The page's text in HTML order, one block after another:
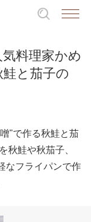
料理家かめ
鮭と茄子の
"で作る秋鮭と茄
秋鮭や秋茄子、
なフライパンで作